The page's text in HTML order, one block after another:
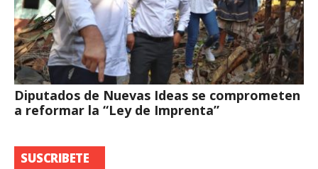
Diputados de Nuevas Ideas se comprometen
a reformar la “Ley de Imprenta”
SUSCRIBETE